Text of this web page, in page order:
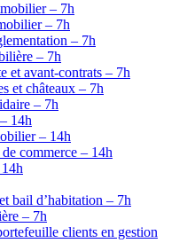
– 7h
– 7h
– 7h
– 7h
et avant-contrats – 7h
et châteaux – 7h
– 7h
14h
– 14h
commerce – 14h
bail d’habitation – 7h
– 7h
clients en gestion